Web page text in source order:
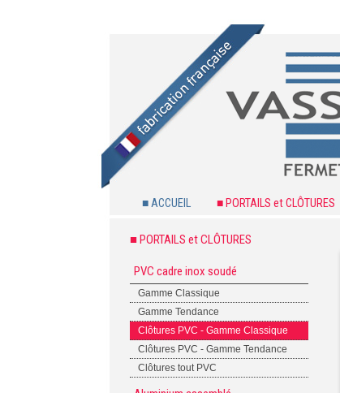
■ ACCUEIL ■ PORTAILS et CLÔTURES
■ PORTAILS et CLÔTURES
PVC cadre inox soudé
Gamme Classique
Gamme Tendance
Clôtures PVC - Gamme Classique
Clôtures PVC - Gamme Tendance
Clôtures tout PVC